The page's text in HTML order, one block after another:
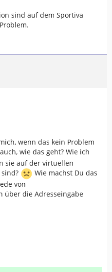
sind auf dem Sportiva
wenn das kein Problem
wie das geht? Wie ich
sie auf der virtuellen
Wie machst Du das
von
über die Adresseingabe